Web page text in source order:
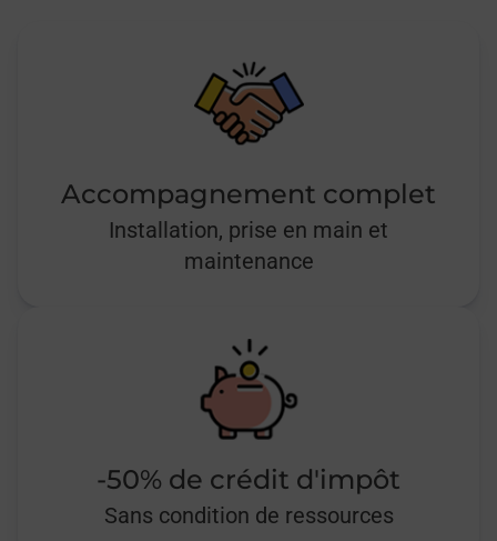
Accompagnement complet
Installation, prise en main et
maintenance
-50% de crédit d'impôt
Sans condition de ressources